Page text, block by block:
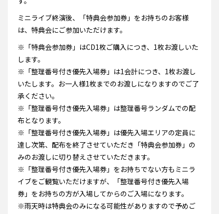
ミニライブ終演後、「特典会参加券」をお持ちのお客様
は、特典会にご参加いただけます。
※「特典会参加券」はCD1枚ご購入につき、1枚お渡しいた
します。
※「整理番号付き優先入場券」は1会計につき、1枚お渡し
いたします。お一人様1枚までのお渡しになりますのでご了
承ください。
※「整理番号付き優先入場券」は整理番号ランダムでの配
布となります。
※「整理番号付き優先入場券」は優先入場エリアの定員に
達し次第、配布を終了させていただき「特典会参加券」の
みのお渡しに切り替えさせていただきます。
※「整理番号付き優先入場券」をお持ちでない方もミニラ
イブをご観覧いただけますが、「整理番号付き優先入場
券」をお持ちの方が入場してからのご入場になります。
※雨天時は特典会のみになる可能性がありますので予めご